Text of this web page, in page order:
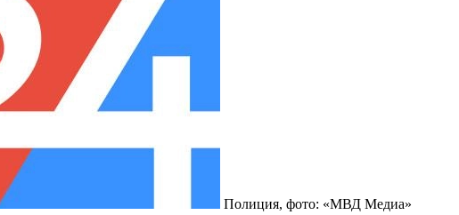
Полиция, фото: «МВД Медиа»